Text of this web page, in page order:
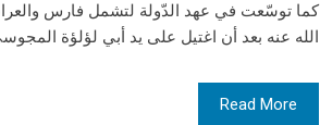
كما توسّعت في عهد الدّولة لتشمل فارس
الله عنه بعد أن اغتيل على يد أبي لؤلؤة المجوسي لعنه الله في
Read More